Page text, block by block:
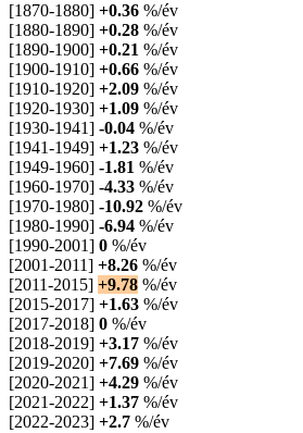
[1870-1880] +0.36 %/év
[1880-1890] +0.28 %/év
[1890-1900] +0.21 %/év
[1900-1910] +0.66 %/év
[1910-1920] +2.09 %/év
[1920-1930] +1.09 %/év
[1930-1941] -0.04 %/év
[1941-1949] +1.23 %/év
[1949-1960] -1.81 %/év
[1960-1970] -4.33 %/év
[1970-1980] -10.92 %/év
[1980-1990] -6.94 %/év
[1990-2001] 0 %/év
[2001-2011] +8.26 %/év
[2011-2015] +9.78 %/év
[2015-2017] +1.63 %/év
[2017-2018] 0 %/év
[2018-2019] +3.17 %/év
[2019-2020] +7.69 %/év
[2020-2021] +4.29 %/év
[2021-2022] +1.37 %/év
[2022-2023] +2.7 %/év